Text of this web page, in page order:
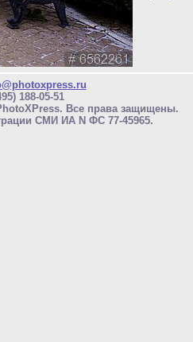
188-05-51
Все права защищены.
СМИ ИА N ФС 77-45965.